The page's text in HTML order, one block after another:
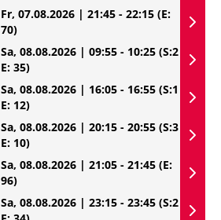
Fr, 07.08.2026 | 21:45 - 22:15 (E:
70)
Sa, 08.08.2026 | 09:55 - 10:25 (S:2
E: 35)
Sa, 08.08.2026 | 16:05 - 16:55 (S:1
E: 12)
Sa, 08.08.2026 | 20:15 - 20:55 (S:3
E: 10)
Sa, 08.08.2026 | 21:05 - 21:45 (E:
96)
Sa, 08.08.2026 | 23:15 - 23:45 (S:2